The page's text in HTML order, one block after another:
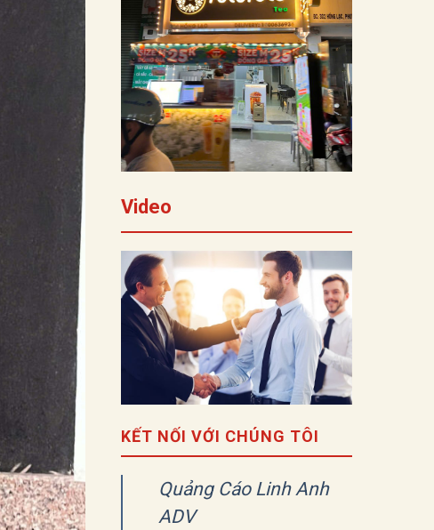
Video
KẾT NỐI VỚI CHÚNG TÔI
Quảng Cáo Linh Anh
ADV